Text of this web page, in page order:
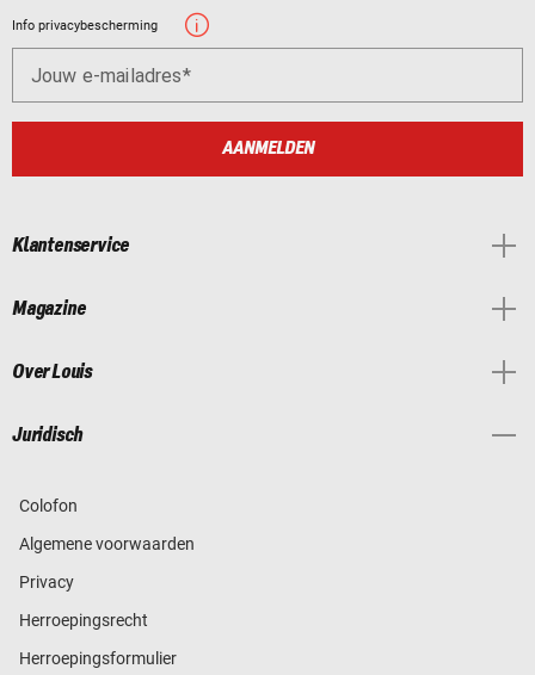
Info privacybescherming
Jouw e-mailadres
AANMELDEN
Klantenservice
Magazine
Over Louis
Juridisch
Colofon
Algemene voorwaarden
Privacy
Herroepingsrecht
Herroepingsformulier